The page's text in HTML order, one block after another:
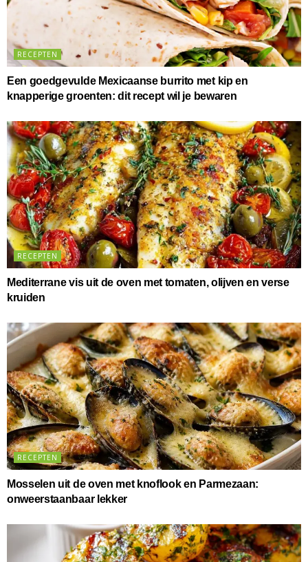
RECEPTEN
Een goedgevulde Mexicaanse burrito met kip en
knapperige groenten: dit recept wil je bewaren
RECEPTEN
Mediterrane vis uit de oven met tomaten, olijven en verse
kruiden
RECEPTEN
Mosselen uit de oven met knoflook en Parmezaan:
onweerstaanbaar lekker